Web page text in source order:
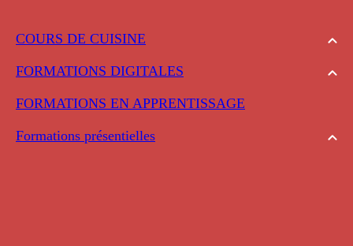
COURS DE CUISINE
FORMATIONS DIGITALES
FORMATIONS EN APPRENTISSAGE
Formations présentielles